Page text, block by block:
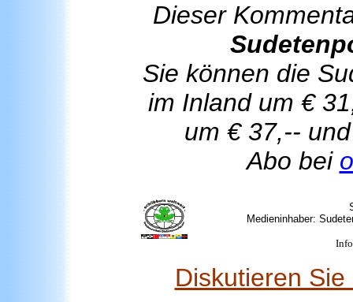
Dieser
Sie können die
im Inland um €
um € 37,--
Abo bei
Medieninhaber:
Diskutieren